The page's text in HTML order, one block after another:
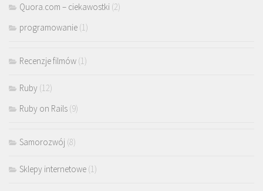
Quora.com – ciekawostki (2)
programowanie (1)
Recenzje filmów (1)
Ruby (12)
Ruby on Rails (9)
Samorozwój (8)
Sklepy internetowe (1)